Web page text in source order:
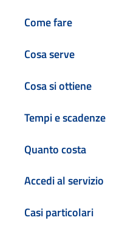
Come fare
Cosa serve
Cosa si ottiene
Tempi e scadenze
Quanto costa
Accedi al servizio
Casi particolari